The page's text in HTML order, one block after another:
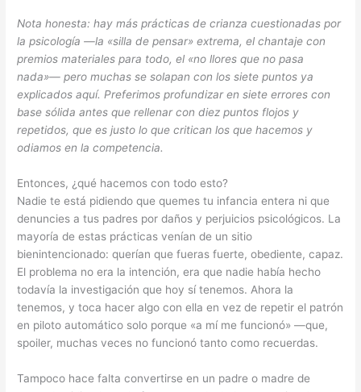
Nota honesta: hay más prácticas de crianza cuestionadas por
la psicología —la «silla de pensar» extrema, el chantaje con
premios materiales para todo, el «no llores que no pasa
nada»— pero muchas se solapan con los siete puntos ya
explicados aquí. Preferimos profundizar en siete errores con
base sólida antes que rellenar con diez puntos flojos y
repetidos, que es justo lo que critican los que hacemos y
odiamos en la competencia.
Entonces, ¿qué hacemos con todo esto?
Nadie te está pidiendo que quemes tu infancia entera ni que
denuncies a tus padres por daños y perjuicios psicológicos. La
mayoría de estas prácticas venían de un sitio
bienintencionado: querían que fueras fuerte, obediente, capaz.
El problema no era la intención, era que nadie había hecho
todavía la investigación que hoy sí tenemos. Ahora la
tenemos, y toca hacer algo con ella en vez de repetir el patrón
en piloto automático solo porque «a mí me funcionó» —que,
spoiler, muchas veces no funcionó tanto como recuerdas.
Tampoco hace falta convertirse en un padre o madre de